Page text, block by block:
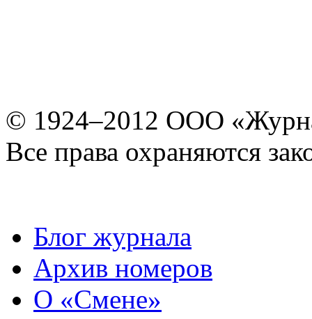
© 1924–2012 ООО
Все права охраняются
Блог журнала
Архив номеров
О «Смене»